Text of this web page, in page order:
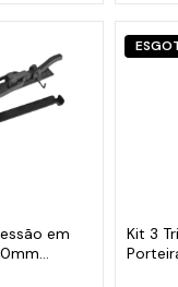
em
Kit 3